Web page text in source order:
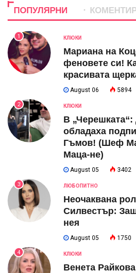
ПОПУЛЯРНИ
1 КЛЮКИ
Мариана на
феновете си!
красивата
August 06 5894
2 КЛЮКИ
В „Черешката“:
обладаха
Гъмов! (Шеф
Маца-не)
August 05 3402
3 ЛЮБОПИТНО
Неочаквана
Силвестър:
нея
August 05 1750
4 КЛЮКИ
Венета